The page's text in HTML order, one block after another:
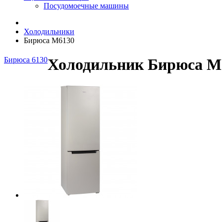
Посудомоечные машины
Холодильники
Бирюса M6130
Бирюса 6130Холодильник Бирюса